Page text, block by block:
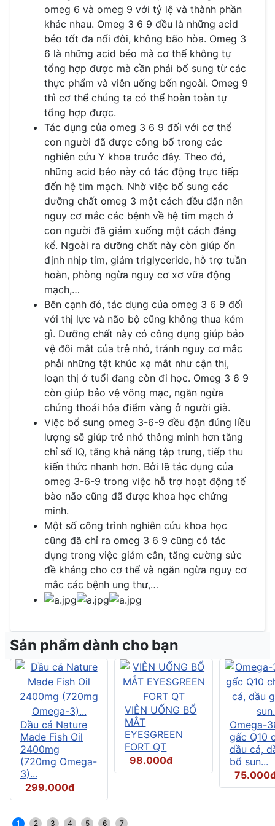
omeg 6 và omeg 9 với tỷ lệ và thành phần
khác nhau. Omeg 3 6 9 đều là những acid
béo tốt đa nối đôi, không bão hòa. Omeg 3
6 là những acid béo mà cơ thể không tự
tổng hợp được mà cần phải bổ sung từ các
thực phẩm và viên uống bến ngoài. Omeg 9
thì cơ thể chúng ta có thể hoàn toàn tự
tổng hợp được.
Tác dụng của omeg 3 6 9 đối với cơ thể
con người đã được công bố trong các
nghiên cứu Y khoa trước đây. Theo đó,
những acid béo này có tác động trực tiếp
đến hệ tim mạch. Nhờ việc bổ sung các
dưỡng chất omeg 3 một cách đều đặn nên
nguy cơ mắc các bệnh về hệ tim mạch ở
con người đã giảm xuống một cách đáng
kể. Ngoài ra dưỡng chất này còn giúp ổn
định nhịp tim, giảm triglyceride, hỗ trợ tuần
hoàn, phòng ngừa nguy cơ xơ vữa động
mạch,…
Bên cạnh đó, tác dụng của omeg 3 6 9 đối
với thị lực và não bộ cũng không thua kém
gì. Dưỡng chất này có công dụng giúp bảo
vệ đôi mắt của trẻ nhỏ, tránh nguy cơ mắc
phải những tật khúc xạ mắt như cận thị,
loạn thị ở tuổi đang còn đi học. Omeg 3 6 9
còn giúp bảo vệ võng mạc, ngăn ngừa
chứng thoái hóa điểm vàng ở người già.
Việc bổ sung omeg 3-6-9 đều đặn đúng liều
lượng sẽ giúp trẻ nhỏ thông minh hơn tăng
chỉ số IQ, tăng khả năng tập trung, tiếp thu
kiến thức nhanh hơn. Bởi lẽ tác dụng của
omeg 3-6-9 trong việc hỗ trợ hoạt động tế
bào não cũng đã được khoa học chứng
minh.
Một số công trình nghiên cứu khoa học
cũng đã chỉ ra omeg 3 6 9 cũng có tác
dụng trong việc giảm cân, tăng cường sức
đề kháng cho cơ thể và ngăn ngừa nguy cơ
mắc các bệnh ung thư,…
Sản phẩm dành cho bạn
Dầu cá Nature
Made Fish Oil
2400mg
(720mg Omega-
3)...
299.000đ
VIÊN UỐNG BỔ
MẮT
EYESGREEN
FORT QT
98.000đ
Omega-
gấc Q10
dầu cá,
bổ sun...
1 2 3 4 5 6 7